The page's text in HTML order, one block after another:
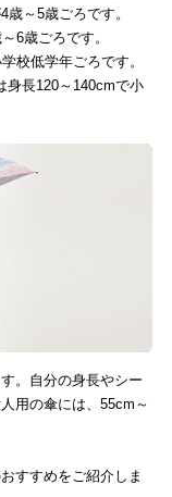
～5歳ごろです。
6歳ごろです。
校低学年ごろです。
身長120～140cmで小
。自分の身長やシー
用の傘には、55cm～
すすめをご紹介しま